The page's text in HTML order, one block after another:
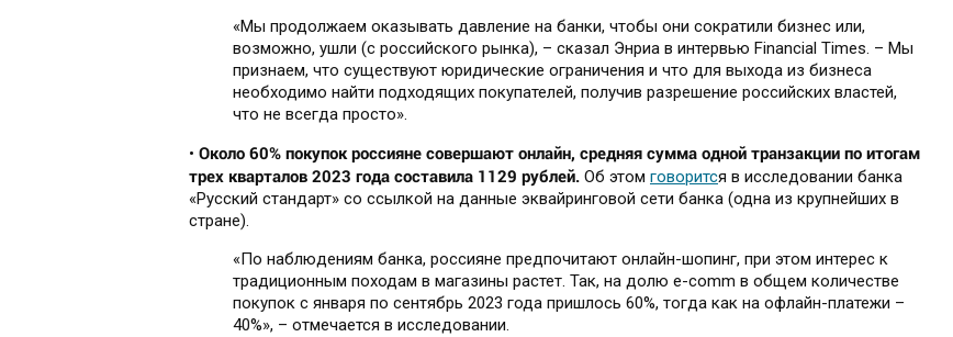
«Мы продолжаем оказывать давление на банки, чтобы они сократили бизнес или,
возможно, ушли (с российского рынка), – сказал Энриа в интервью Financial Times. – Мы
признаем, что существуют юридические ограничения и что для выхода из бизнеса
необходимо найти подходящих покупателей, получив разрешение российских властей,
что не всегда просто».
• Около 60% покупок россияне совершают онлайн, средняя сумма одной транзакции по итогам
трех кварталов 2023 года составила 1129 рублей. Об этом говорится в исследовании банка
«Русский стандарт» со ссылкой на данные эквайринговой сети банка (одна из крупнейших в
стране).
«По наблюдениям банка, россияне предпочитают онлайн-шопинг, при этом интерес к
традиционным походам в магазины растет. Так, на долю e-comm в общем количестве
покупок с января по сентябрь 2023 года пришлось 60%, тогда как на офлайн-платежи –
40%», – отмечается в исследовании.